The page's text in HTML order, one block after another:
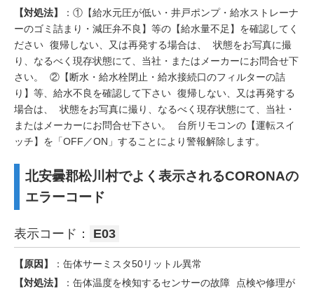
【対処法】
：①【給水元圧が低い・井戸ポンプ・給水ストレーナ
ーのゴミ詰まり・減圧弁不良】等の【給水量不足】を確認してく
ださい 復帰しない、又は再発する場合は、 状態をお写真に撮
り、なるべく現存状態にて、当社・またはメーカーにお問合せ下
さい。 ②【断水・給水栓閉止・給水接続口のフィルターの詰
り】等、給水不良を確認して下さい 復帰しない、又は再発する
場合は、 状態をお写真に撮り、なるべく現存状態にて、当社・
またはメーカーにお問合せ下さい。 台所リモコンの【運転スイ
ッチ】を「OFF／ON」することにより警報解除します。
北安曇郡松川村でよく表示されるCORONAの
エラーコード
表示コード： E03
【原因】
：缶体サーミスタ50リットル異常
【対処法】
：缶体温度を検知するセンサーの故障 点検や修理が